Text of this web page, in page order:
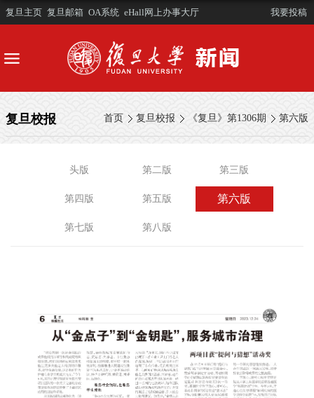
复旦主页 复旦邮箱 OA系统 eHall网上办事大厅 我要投稿
首页 复旦校报 《复旦》第1306期 第六版
复旦校报
头版 第二版 第三版
第四版 第五版 第六版
第七版 第八版